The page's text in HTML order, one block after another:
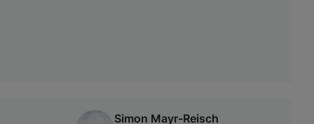
Simon Mayr-Reisch